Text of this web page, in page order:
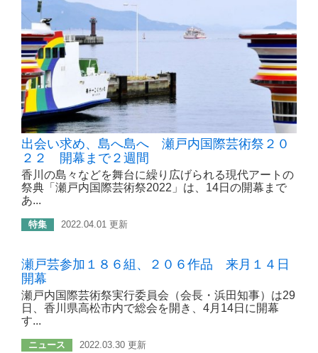
出会い求め、島へ島へ 瀬戸内国際芸術祭２０
２２ 開幕まで２週間
香川の島々などを舞台に繰り広げられる現代アートの
祭典「瀬戸内国際芸術祭2022」は、14日の開幕まで
あ...
特集 2022.04.01 更新
瀬戸芸参加１８６組、２０６作品 来月１４日
開幕
瀬戸内国際芸術祭実行委員会（会長・浜田知事）は29
日、香川県高松市内で総会を開き、4月14日に開幕
す...
ニュース 2022.03.30 更新